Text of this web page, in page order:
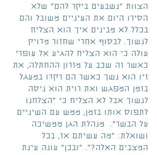
הצוות "נשבעים ביקר להם" שלא
הסירו היום את העיניים משובל והם
בכלל לא מבינים איך הוא הצליח
לנשוך. לבסוף אחרי שחזור מדויק
עולה כי הוא הצליח להגיע אל עופרי
כאשר זה שכב על מזרון ההחתלה, את
זיו הוא נשך כאשר הם רקדו במעגל
בזמן המפגש ואת רוית הוא ניסה
לנשוך אבל לא הצליח כי "הצלחנו
לתפוס אותו בזמן, ממש עם השיניים
על הבשר".  מנהלת הגן ממשיכה
ושואלת: "מה עשיתם אז, בכל
המצבים האלה?". "ובכן" עונה עינת